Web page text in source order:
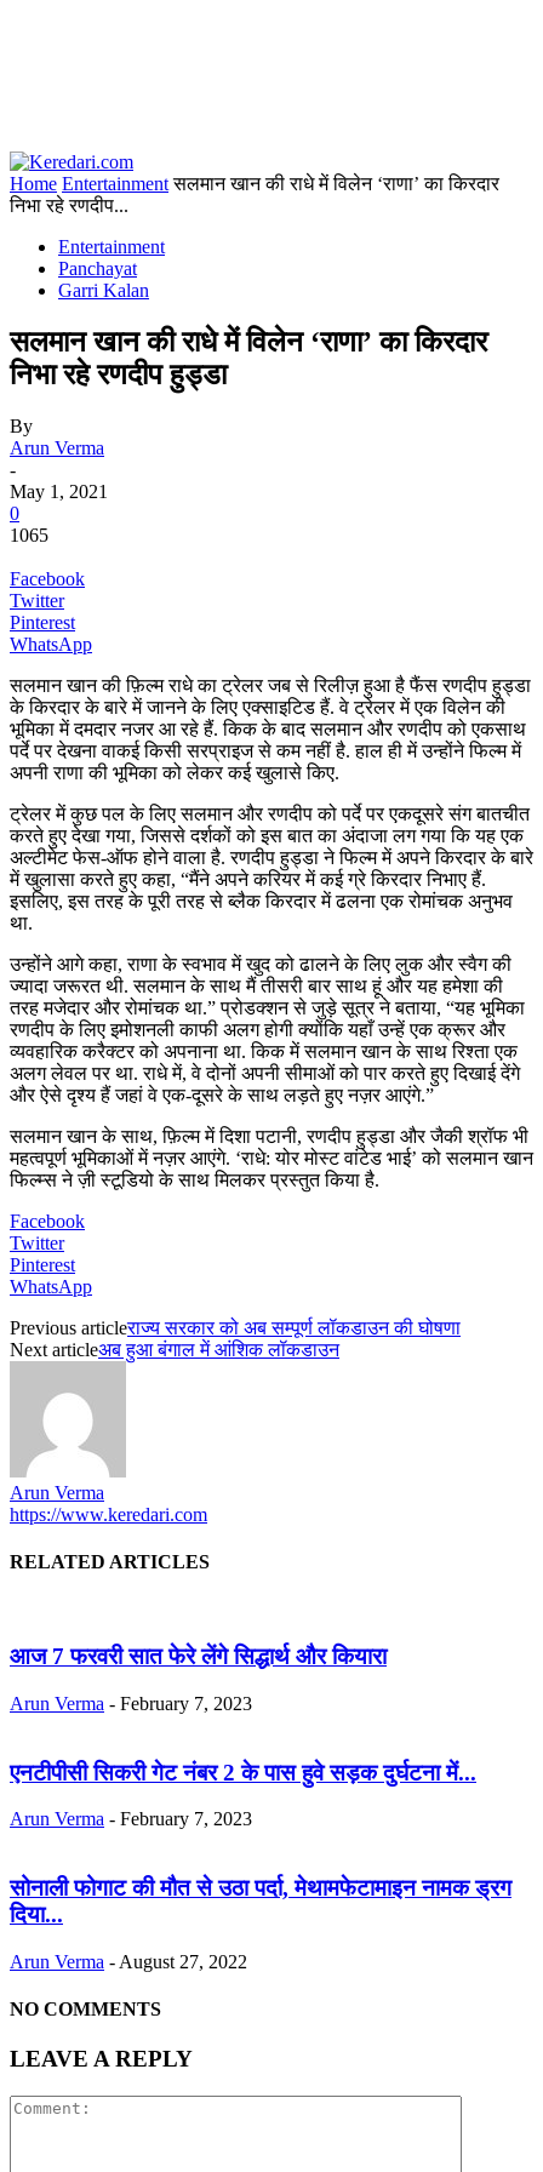
Home Entertainment सलमान खान की राधे में विलेन ‘राणा’ का किरदार
निभा रहे रणदीप...
Entertainment
Panchayat
Garri Kalan
सलमान खान की राधे में विलेन ‘राणा’ का किरदार
निभा रहे रणदीप हुड्डा
By
Arun Verma
-
May 1, 2021
0
1065
Facebook
Twitter
Pinterest
WhatsApp
सलमान खान की फ़िल्म राधे का ट्रेलर जब से रिलीज़ हुआ है फैंस रणदीप हुड्डा
के किरदार के बारे में जानने के लिए एक्साइटिड हैं. वे ट्रेलर में एक विलेन की
भूमिका में दमदार नजर आ रहे हैं. किक के बाद सलमान और रणदीप को एकसाथ
पर्दे पर देखना वाकई किसी सरप्राइज से कम नहीं है. हाल ही में उन्होंने फिल्म में
अपनी राणा की भूमिका को लेकर कई खुलासे किए.
ट्रेलर में कुछ पल के लिए सलमान और रणदीप को पर्दे पर एकदूसरे संग बातचीत
करते हुए देखा गया, जिससे दर्शकों को इस बात का अंदाजा लग गया कि यह एक
अल्टीमेट फेस-ऑफ होने वाला है. रणदीप हुड्डा ने फिल्म में अपने किरदार के बारे
में खुलासा करते हुए कहा, “मैंने अपने करियर में कई ग्रे किरदार निभाए हैं.
इसलिए, इस तरह के पूरी तरह से ब्लैक किरदार में ढलना एक रोमांचक अनुभव
था.
उन्होंने आगे कहा, राणा के स्वभाव में खुद को ढालने के लिए लुक और स्वैग की
ज्यादा जरूरत थी. सलमान के साथ मैं तीसरी बार साथ हूं और यह हमेशा की
तरह मजेदार और रोमांचक था.” प्रोडक्शन से जुड़े सूत्र ने बताया, “यह भूमिका
रणदीप के लिए इमोशनली काफी अलग होगी क्योंकि यहाँ उन्हें एक क्रूर और
व्यवहारिक करैक्टर को अपनाना था. किक में सलमान खान के साथ रिश्ता एक
अलग लेवल पर था. राधे में, वे दोनों अपनी सीमाओं को पार करते हुए दिखाई देंगे
और ऐसे दृश्य हैं जहां वे एक-दूसरे के साथ लड़ते हुए नज़र आएंगे.”
सलमान खान के साथ, फ़िल्म में दिशा पटानी, रणदीप हुड्डा और जैकी श्रॉफ भी
महत्वपूर्ण भूमिकाओं में नज़र आएंगे. ‘राधे: योर मोस्ट वांटेड भाई’ को सलमान खान
फिल्म्स ने ज़ी स्टूडियो के साथ मिलकर प्रस्तुत किया है.
Facebook
Twitter
Pinterest
WhatsApp
Previous articleराज्य सरकार को अब सम्पूर्ण लॉकडाउन की घोषणा
Next articleअब हुआ बंगाल में आंशिक लॉकडाउन
Arun Verma
https://www.keredari.com
RELATED ARTICLES
आज 7 फरवरी सात फेरे लेंगे सिद्धार्थ और कियारा
Arun Verma - February 7, 2023
एनटीपीसी सिकरी गेट नंबर 2 के पास हुवे सड़क दुर्घटना में...
Arun Verma - February 7, 2023
सोनाली फोगाट की मौत से उठा पर्दा, मेथामफेटामाइन नामक ड्रग
दिया...
Arun Verma - August 27, 2022
NO COMMENTS
LEAVE A REPLY